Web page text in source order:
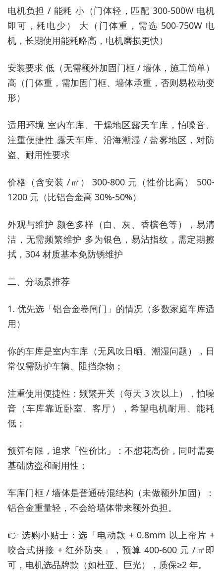
电机负担 / 能耗 小（门体轻，匹配 300-500W 电机
即可，耗电少） 大（门体重，需选 500-750W 电
机，长期使用能耗略高，电机磨损更快）
安装要求 低（无需额外加固门框 / 墙体，施工简单）
高（门体重，需加固门框、墙体承重，否则易松动变
形）
适用环境 室内车库、干燥地区露天车库，怕噪音、
注重便捷性 露天车库、沿海潮湿 / 盐雾地区，对防
盗、耐用性要求
价格（含安装 /㎡） 300-800 元（性价比高） 500-
1200 元（比铝合金高 30%-50%）
外观与维护 颜色多样（白、灰、香槟色等），易清
洁，无需频繁维护 多为银色，易沾指纹，需定期擦
拭，304 材质基本免防锈维护
二、分场景推荐
1. 优先选「铝合金卷闸门」的情况（多数家庭车库适
用）
你的车库是室内车库（无风吹日晒、潮湿问题），日
常仅需防护车辆、阻挡杂物；
注重使用便捷性：频繁开关（每天 3 次以上），怕噪
音（车库靠近卧室、客厅），希望电机耐用、能耗
低；
预算有限，追求「性价比」：不想花高价，同时需要
基础防盗和耐用性；
车库门框 / 墙体是普通砖混结构（未做额外加固）：
铝合金重量轻，不会给墙体带来额外负担。
👉 选购小贴士：选「电动款 + 0.8mm 以上帘片 +
咬合式拼接 + 红外防夹」，预算 400-600 元 /㎡即
可，电机选品牌款（如杜亚、巨光），质保≥2 年。